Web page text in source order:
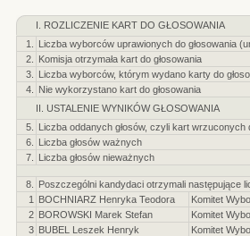
I. ROZLICZENIE KART DO GŁOSOWANIA
1.
Liczba wyborców uprawionych do głosowania
2.
Komisja otrzymała kart do głosowania
3.
Liczba wyborców, którym wydano karty do
4.
Nie wykorzystano kart do głosowania
II. USTALENIE WYNIKÓW GŁOSOWANIA
5.
Liczba oddanych głosów, czyli kart
6.
Liczba głosów ważnych
7.
Liczba głosów nieważnych
8.
Poszczególni kandydaci otrzymali następujące
1
BOCHNIARZ Henryka Teodora
Komitet
2 BOROWSKI Marek Stefan
Komitet
3 BUBEL Leszek Henryk
Komitet